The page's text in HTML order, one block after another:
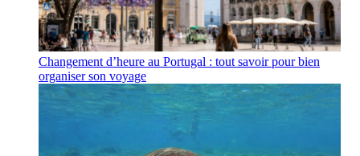
Changement d’heure au Portugal : tout savoir pour bien
organiser son voyage